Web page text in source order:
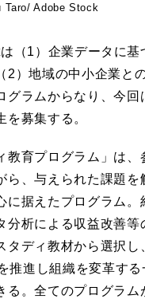
Adobe Stock
（1）企業データに
2）地域の中小企業と
グラムからなり、今
を募集する。
教育プログラム」は
ら、与えられた課題
に据えたプログラム
分析による収益改善
タディ教材から選択
推進し組織を変革す
る。全てのプログラ